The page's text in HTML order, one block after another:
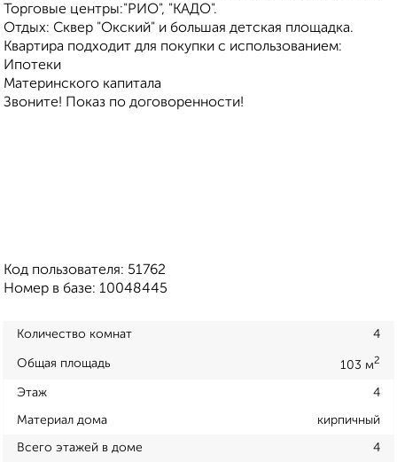
Торговые центры:"РИО", "КАДО".
Отдых: Сквер "Окский" и большая детская площадка.
Квартира подходит для покупки с использованием:
Ипотеки
Материнского капитала
Звоните! Показ по договоренности!
Код пользователя: 51762
Номер в базе: 10048445
Количество комнат 4
Общая площадь 103 м2
Этаж 4
Материал дома кирпичный
Всего этажей в доме 4